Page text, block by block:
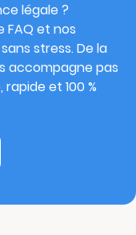
légale ?
FAQ et nos
stress. De la
accompagne pas
et 100 %